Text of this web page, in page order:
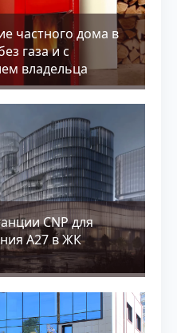
частного дома в
газа и с
владельца
CNP для
А27 в ЖК